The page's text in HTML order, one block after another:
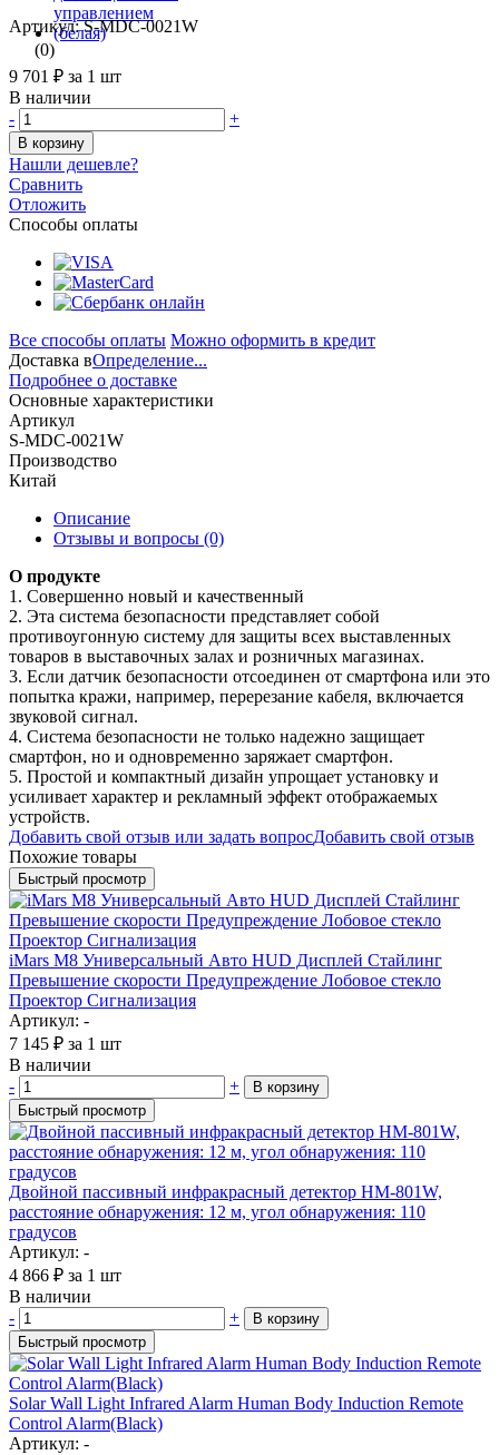
Артикул: S-MDC-0021W
(0)
9 701 ₽ за 1 шт
В наличии
-
+
В корзину
Нашли дешевле?
Сравнить
Отложить
Способы оплаты
Все способы оплаты Можно оформить в кредит
Доставка вОпределение...
Подробнее о доставке
Основные характеристики
Артикул
S-MDC-0021W
Производство
Китай
Описание
Отзывы и вопросы (0)
О продукте
1. Совершенно новый и качественный
2. Эта система безопасности представляет собой
противоугонную систему для защиты всех выставленных
товаров в выставочных залах и розничных магазинах.
3. Если датчик безопасности отсоединен от смартфона или это
попытка кражи, например, перерезание кабеля, включается
звуковой сигнал.
4. Система безопасности не только надежно защищает
смартфон, но и одновременно заряжает смартфон.
5. Простой и компактный дизайн упрощает установку и
усиливает характер и рекламный эффект отображаемых
устройств.
Добавить свой отзыв или задать вопросДобавить свой отзыв
Похожие товары
Быстрый просмотр
iMars M8 Универсальный Авто HUD Дисплей Стайлинг
Превышение скорости Предупреждение Лобовое стекло
Проектор Сигнализация
Артикул: -
7 145 ₽ за 1 шт
В наличии
-
+
В корзину
Быстрый просмотр
Двойной пассивный инфракрасный детектор HM-801W,
расстояние обнаружения: 12 м, угол обнаружения: 110
градусов
Артикул: -
4 866 ₽ за 1 шт
В наличии
-
+
В корзину
Быстрый просмотр
Solar Wall Light Infrared Alarm Human Body Induction Remote
Control Alarm(Black)
Артикул: -